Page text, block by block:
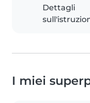
Dettagli
I miei